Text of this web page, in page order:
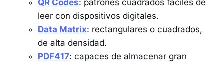
QR Codes: patrones cuadrados fáciles de
leer con dispositivos digitales.
Data Matrix: rectangulares o cuadrados,
de alta densidad.
PDF417: capaces de almacenar gran